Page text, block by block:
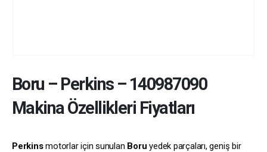
Boru – Perkins– 140987090
Makina Özellikleri Fiyatları
Perkinsmotorlar için sunulan Boru yedek parçaları, geniş bir